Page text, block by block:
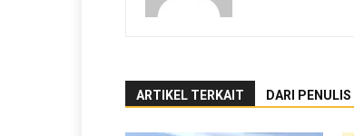
ARTIKEL TERKAIT DARI PENULIS